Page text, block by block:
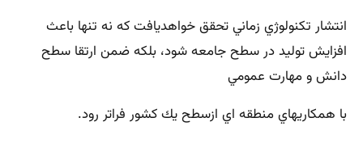
انتشار تكنولوژي زماني تحقق خواهديافت كه نه تنها باعث
افزايش توليد در سطح جامعه شود، بلكه ضمن ارتقا سطح
دانش و مهارت عمومي
با همكاريهاي منطقه اي ازسطح يك كشور فراتر رود.